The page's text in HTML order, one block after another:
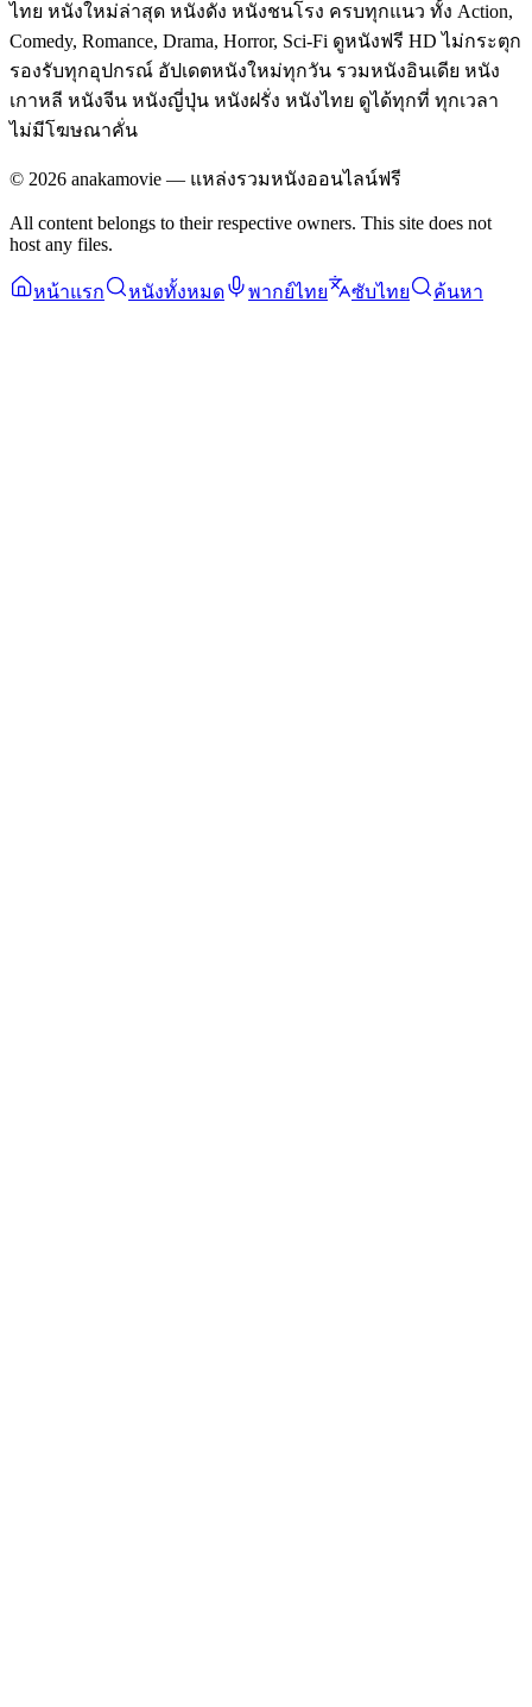
ไทย หนังใหม่ล่าสุด หนังดัง หนังชนโรง ครบทุกแนว ทั้ง Action,
Comedy, Romance, Drama, Horror, Sci-Fi ดูหนังฟรี HD ไม่กระตุก
รองรับทุกอุปกรณ์ อัปเดตหนังใหม่ทุกวัน รวมหนังอินเดีย หนัง
เกาหลี หนังจีน หนังญี่ปุ่น หนังฝรั่ง หนังไทย ดูได้ทุกที่ ทุกเวลา
ไม่มีโฆษณาคั่น
© 2026 anakamovie — แหล่งรวมหนังออนไลน์ฟรี
All content belongs to their respective owners. This site does not
host any files.
หน้าแรก หนังทั้งหมด พากย์ไทย ซับไทย ค้นหา